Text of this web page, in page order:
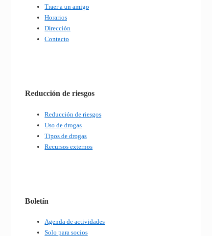
Traer a un amigo
Horarios
Dirección
Contacto
Reducción de riesgos
Reducción de riesgos
Uso de drogas
Tipos de drogas
Recursos externos
Boletín
Agenda de actividades
Solo para socios